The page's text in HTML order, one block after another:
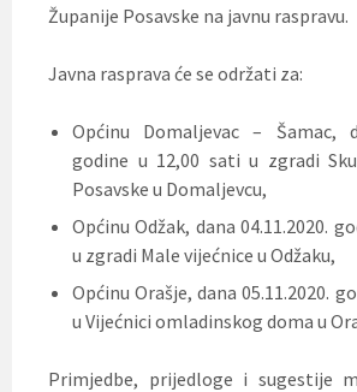
Županije Posavske na javnu raspravu.
Javna rasprava će se održati za:
Općinu Domaljevac – Šamac,
godine u 12,00 sati u zgradi
Posavske u Domaljevcu,
Općinu Odžak, dana 04.11.2020.
u zgradi Male vijećnice u Odžaku,
Općinu Orašje, dana 05.11.2020.
u Vijećnici omladinskog doma u
Primjedbe, prijedloge i sugestije